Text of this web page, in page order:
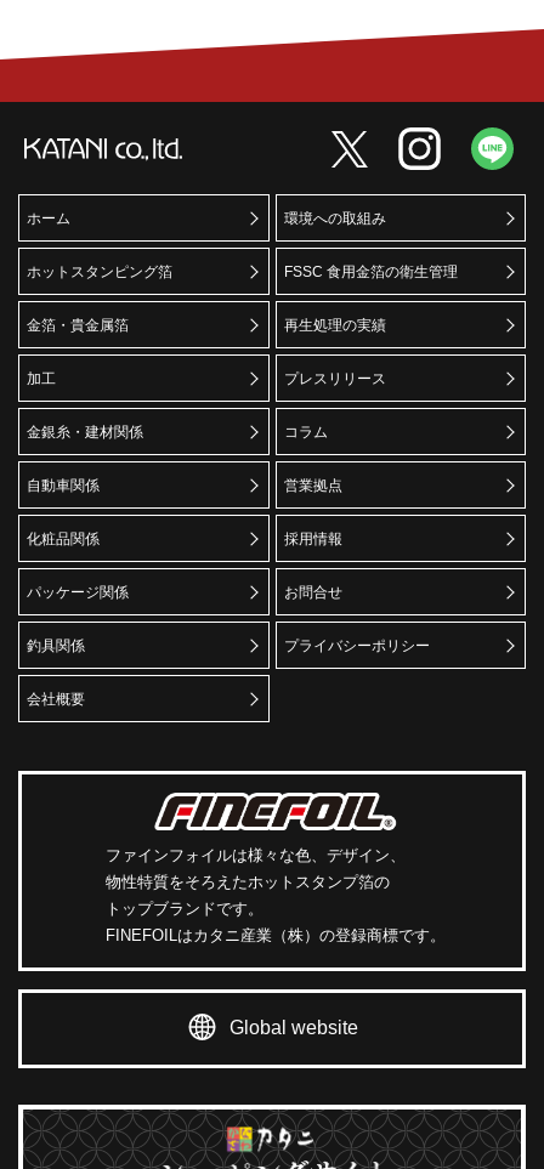
ホーム
ホットスタンピング箔
金箔・貴金属箔
加工
金銀糸・建材関係
自動車関係
化粧品関係
パッケージ関係
釣具関係
会社概要
環境への取組み
FSSC 食用金箔の衛生管理
再生処理の実績
プレスリリース
コラム
営業拠点
採用情報
お問合せ
プライバシーポリシー
ファインフォイルは様々な色、デザイン、
物性特質をそろえたホットスタンプ箔の
トップブランドです。
FINEFOILはカタニ産業（株）の登録商標です。
Global website